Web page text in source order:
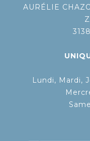
AURÉLIE
Lundi, Mardi,